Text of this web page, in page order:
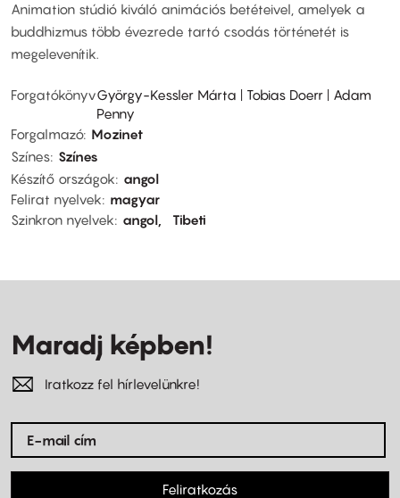
Animation stúdió kiváló animációs betéteivel, amelyek a
buddhizmus több évezrede tartó csodás történetét is
megelevenítik.
ForgatókönyvGyörgy-Kessler Márta | Tobias Doerr | Adam
Penny
Forgalmazó Mozinet
Színes Színes
Készítő országok
angol
Felirat nyelvek
magyar
Szinkron nyelvek
angol Tibeti
Maradj képben!
Iratkozz fel hírlevelünkre!
Feliratkozás